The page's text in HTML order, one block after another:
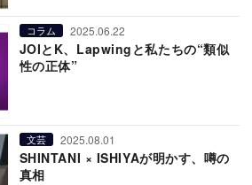
コラム 2025.06.22
JOIとK、Lapwingと私たちの“類似
性の正体”
文芸 2025.08.01
SHINTANI × ISHIYAが明かす、噂の
真相